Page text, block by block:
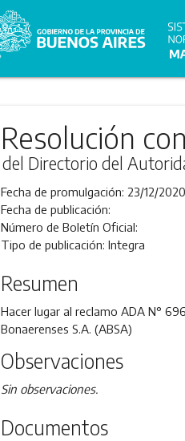
Resolución
del Directorio del
Fecha de promulgación: 23/12/2020
Fecha de publicación:
Número de Boletín Oficial:
Tipo de publicación: Integra
Resumen
Hacer lugar al reclamo ADA N°
Bonaerenses S.A. (ABSA)
Observaciones
Sin observaciones.
Documentos